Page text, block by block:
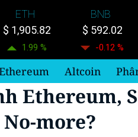
ETH
$ 1,905.82
1.99 %
BNB
$ 592.02
-0.12 %
Altcoin
Ethereum,
more?